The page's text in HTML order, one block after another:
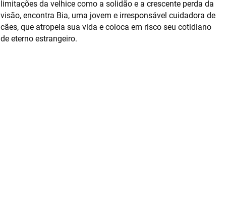
limitações da velhice como a solidão e a crescente perda da
visão, encontra Bia, uma jovem e irresponsável cuidadora de
cães, que atropela sua vida e coloca em risco seu cotidiano
de eterno estrangeiro.